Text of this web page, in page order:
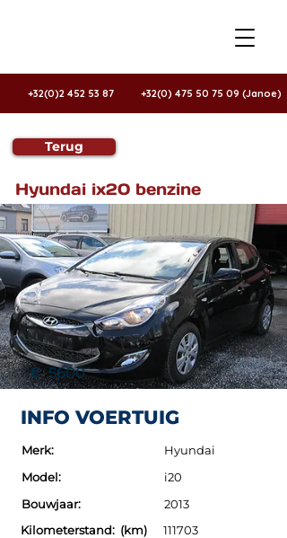
+32(0)2 452 53 87 +32(0) 475 50 75 09 (Janoe)
Terug
Hyundai ix20 benzine
€ 5600
INFO VOERTUIG
Merk:
Hyundai
Model:
i20
Bouwjaar:
2013
Kilometerstand: (km)
111703